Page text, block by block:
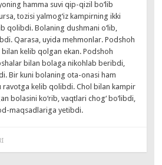
hamma suvi qip-qizil bo‘lib
tozisi yalmog‘iz kampirning ikki
qolibdi. Bolaning dushmani o‘lib,
Qarasa, uyida mehmonlar. Podshoh
kelib qolgan ekan. Podshoh
bilan bolaga nikohlab beribdi,
Bir kuni bolaning ota-onasi ham
ravotga kelib qolibdi. Chol bilan kampir
bolasini ko‘rib, vaqtlari chog‘ bo‘libdi,
maqsadlariga yetibdi.